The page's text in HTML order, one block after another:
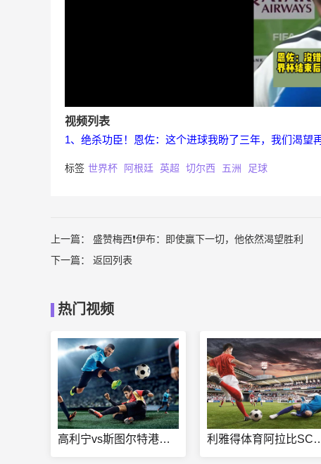
视频列表
1、绝杀功臣！恩佐：这个进球我盼了三年，我们渴望
标签 世界杯 阿根廷 英超 切尔西 五洲 足球
上一篇： 盛赞梅西❗️伊布：即使赢下一切，他依然渴望胜利
下一篇： 返回列表
热门视频
高利宁vs斯图尔特港直播 利雅得体育阿拉